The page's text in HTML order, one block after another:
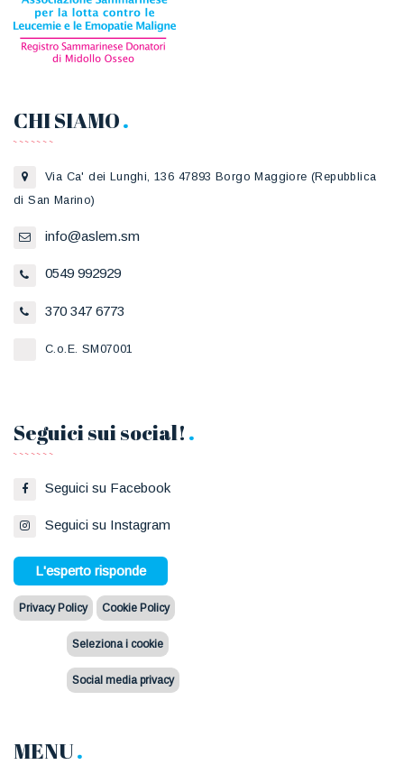
CHI SIAMO
Via Ca' dei Lunghi, 136 47893 Borgo Maggiore (Repubblica
di San Marino)
info@aslem.sm
0549 992929
370 347 6773
C.o.E. SM07001
Seguici sui social!
Seguici su Facebook
Seguici su Instagram
L'esperto risponde
Privacy Policy Cookie Policy
Seleziona i cookie
Social media privacy
MENU